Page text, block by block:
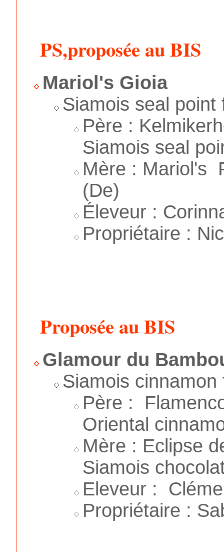
PS,proposée au BIS
Mariol's Gioia
Siamois seal
Père :
Siamois seal
Mère : Mariol's
(De)
Éleveur :
Propriétaire :
Proposée au BIS
Glamour du
Siamois
Père :
Oriental
Mère : Eclipse
Siamois
Eleveur :
Propriétaire :